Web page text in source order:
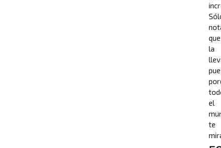
que
la
el
te